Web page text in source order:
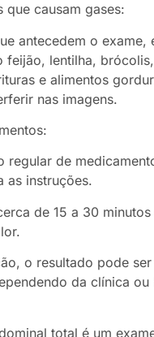
que causam gases:
antecedem o exame,
feijão, lentilha, brócolis,
e alimentos
nas imagens.
regular de
as instruções.
de 15 a 30 minutos
o resultado pode
da clínica ou
total é um